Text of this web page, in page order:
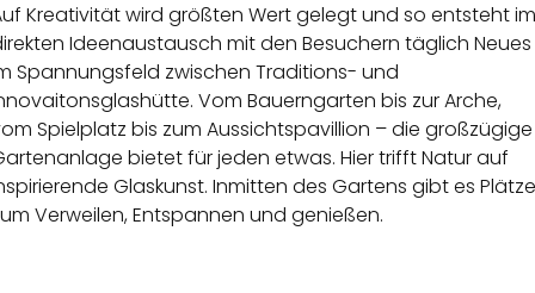
Kreativität wird größten Wert gelegt und so entsteht im
Ideenaustausch mit den Besuchern täglich Neues
Spannungsfeld zwischen Traditions- und
Vom Bauerngarten bis zur Arche,
Spielplatz bis zum Aussichtspavillion – die großzügige
bietet für jeden etwas. Hier trifft Natur auf
Glaskunst. Inmitten des Gartens gibt es Plätze
Verweilen, Entspannen und genießen.